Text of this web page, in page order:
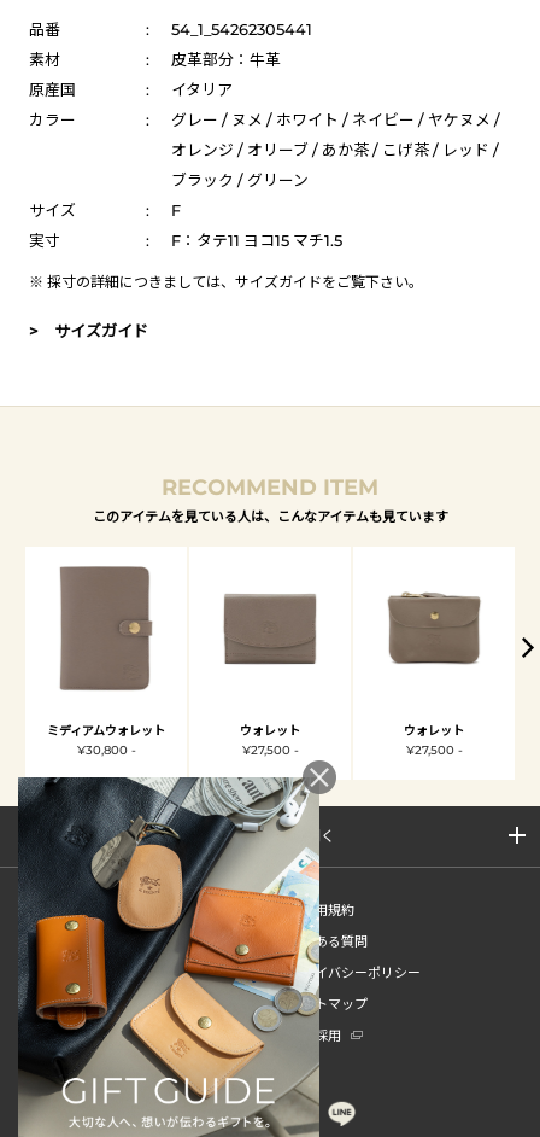
品番 :
54_1_54262305441
素材
:
皮革部分：牛革
原産国
:
イタリア
カラー
:
グレー / ヌメ / ホワイト / ネイビー / ヤケヌメ /
オレンジ / オリーブ / あか茶 / こげ茶 / レッド /
ブラック / グリーン
サイズ
:
F
実寸
: F：タテ11 ヨコ15 マチ1.5
※ 採寸の詳細につきましては、 サイズガイドをご覧下さい。
> サイズガイド
RECOMMEND ITEM
このアイテムを見ている人は、こんなアイテムも見ています
ミディアムウォレット
¥30,800 -
ウォレット
¥27,500 -
ウォレット
¥27,500 -
サイトマップを開く
新規会員登録
ご利用規約
ご利用ガイド
よくある質問
特定商取引法
プライバシーポリシー
お問い合わせ
サイトマップ
販売スタッフ中途採用
新卒採用